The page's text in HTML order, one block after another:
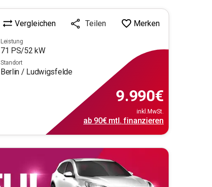
Vergleichen Teilen Merken
Leistung
71 PS/52 kW
Standort
Berlin / Ludwigsfelde
9.990€
inkl.MwSt.
ab 90€mtl. finanzieren